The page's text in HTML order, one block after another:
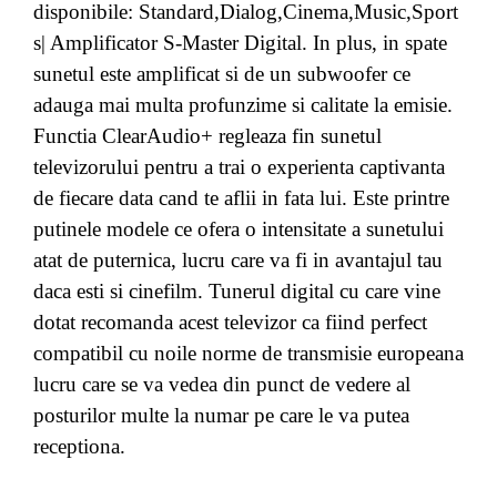
disponibile: Standard,Dialog,Cinema,Music,Sport
s| Amplificator S-Master Digital. In plus, in spate
sunetul este amplificat si de un subwoofer ce
adauga mai multa profunzime si calitate la emisie.
Functia ClearAudio+ regleaza fin sunetul
televizorului pentru a trai o experienta captivanta
de fiecare data cand te aflii in fata lui. Este printre
putinele modele ce ofera o intensitate a sunetului
atat de puternica, lucru care va fi in avantajul tau
daca esti si cinefilm. Tunerul digital cu care vine
dotat recomanda acest televizor ca fiind perfect
compatibil cu noile norme de transmisie europeana
lucru care se va vedea din punct de vedere al
posturilor multe la numar pe care le va putea
receptiona.